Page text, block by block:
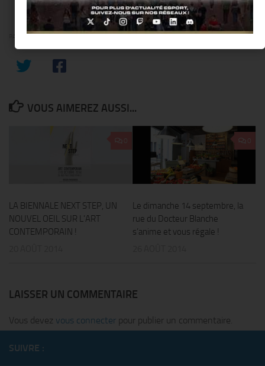
PARTAGER
VOUS AIMEREZ AUSSI...
LA BIENNALE NEXT STEP, UN
NOUVEL OEIL SUR L’ART
CONTEMPORAIN !
Le dimanche 14 septembre, la
rue du Docteur Blanche
s’anime et vous régale !
LAISSER UN COMMENTAIRE
Vous devez vous connecter pour publier un commentaire.
SUIVRE :